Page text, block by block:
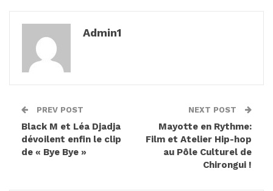
Admin1
PREV POST
Black M et Léa Djadja
dévoilent enfin le clip
de « Bye Bye »
NEXT POST
Mayotte en Rythme:
Film et Atelier Hip-hop
au Pôle Culturel de
Chirongui !